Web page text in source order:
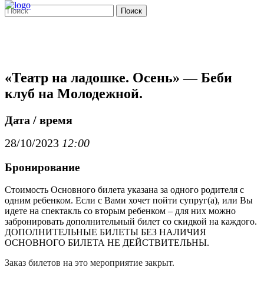
Поиск
«Театр на ладошке. Осень» — Беби
клуб на Молодежной.
Дата / время
28/10/2023 12:00
Бронирование
Стоимость Основного билета указана за одного родителя с
одним ребенком. Если с Вами хочет пойти супруг(а), или Вы
идете на спектакль со вторым ребенком – для них можно
забронировать дополнительный билет со скидкой на каждого.
ДОПОЛНИТЕЛЬНЫЕ БИЛЕТЫ БЕЗ НАЛИЧИЯ
ОСНОВНОГО БИЛЕТА НЕ ДЕЙСТВИТЕЛЬНЫ.
Заказ билетов на это мероприятие закрыт.